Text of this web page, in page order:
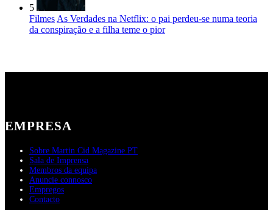
5
Filmes As Verdades na Netflix: o pai perdeu-se numa teoria
da conspiração e a filha teme o pior
EMPRESA
Sobre Martin Cid Magazine PT
Sala de Imprensa
Membros da equipa
Anuncie connosco
Empregos
Contacto